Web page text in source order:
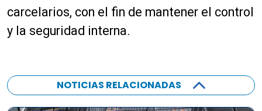
carcelarios, con el fin de mantener el control
y la seguridad interna.
NOTICIAS RELACIONADAS